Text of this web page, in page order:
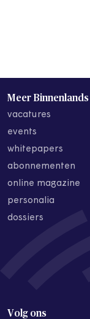
Meer
vacatures
events
whitepapers
abonnementen
online magazine
personalia
dossiers
Volg ons